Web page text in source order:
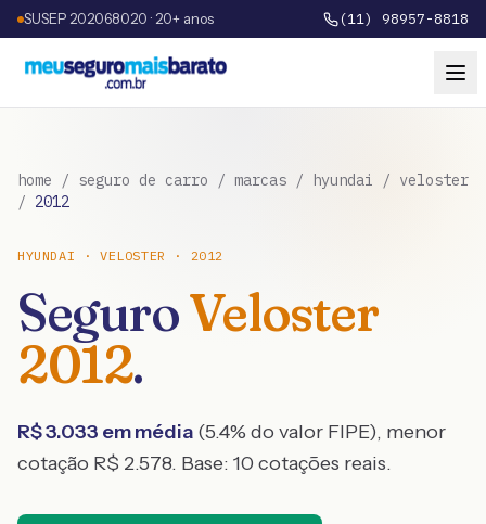
SUSEP 202068020 · 20+ anos (11) 98957-8818
home / seguro de carro / marcas / hyundai / veloster
/ 2012
HYUNDAI ·VELOSTER · 2012
SeguroVeloster
2012.
R$3.033 em média (5.4% do valor FIPE), menor
cotação R$ 2.578. Base: 10 cotações reais.